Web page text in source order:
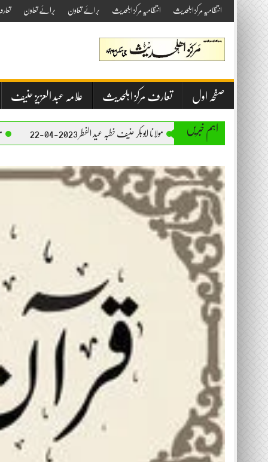
Skip
to
content
انتظامیہ مرکز اہلحدیث انتظامیہ مرکز اہلحدیث برائے تعاون برائے تعاون
صفحہ اول تعارف مرکز اہلحدیث علامہ عبد العزیز حنیف
اہم خبریں
مولانا ابوبکر حنیف خطبہ عید الفطر 2023-04-22 مولانا ابوبکر حنیف